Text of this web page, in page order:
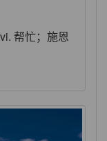
帮忙；施恩